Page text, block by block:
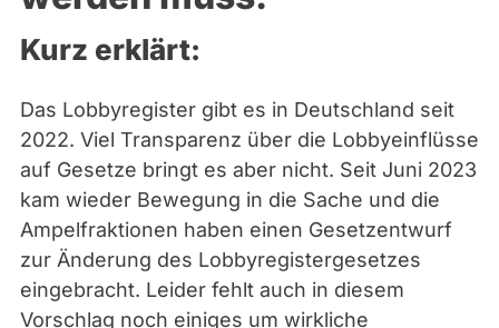
Bremen
Hamburg
Hessen
Niedersachsen
Nordrhein-Westfalen
Rheinland-Pfalz
Saarland
Sachsen
Sachsen-Anhalt
Sachsen-Anhalt
Schleswig-Holstein
Thüringen
Kurz erklärt:
Das Lobbyregister gibt es in Deutschland seit
2022. Viel Transparenz über die Lobbyeinflüsse
auf Gesetze bringt es aber nicht. Seit Juni 2023
kam wieder Bewegung in die Sache und die
Ampelfraktionen haben einen Gesetzentwurf
zur Änderung des Lobbyregistergesetzes
eingebracht. Leider fehlt auch in diesem
Vorschlag noch einiges um wirkliche